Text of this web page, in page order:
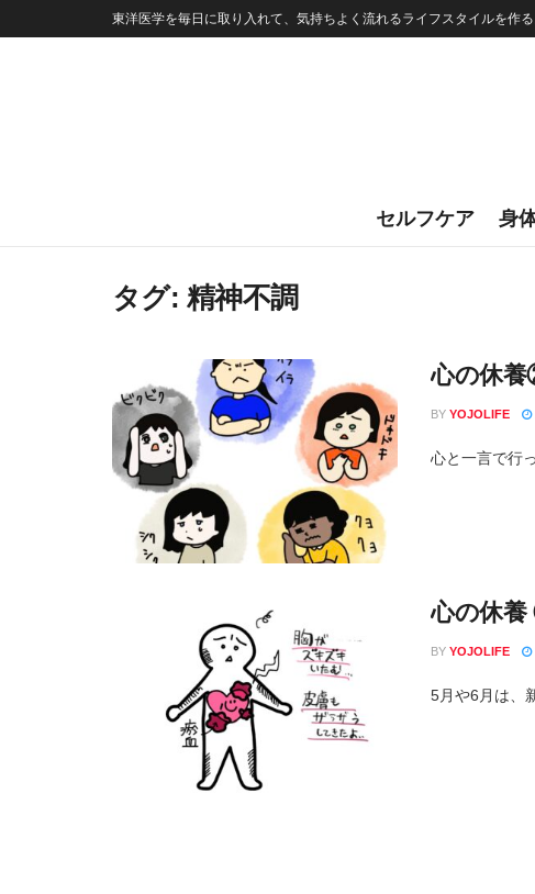
東洋医学を毎日に取り入れて、気持ちよく流れるライフスタイルを作る
セルフケア 身
タグ: 精神不調
心の休
BY YOJOLIFE
心と一言で行
心の休
BY YOJOLIFE
5月や6月は、